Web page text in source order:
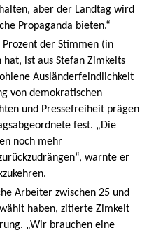
aber der Landtag wird
Propaganda bieten.“
Prozent der Stimmen (in
ist aus Stefan Zimkeits
Ausländerfeindlichkeit
von demokratischen
und Pressefreiheit prägen
fest. „Die
noch mehr
warnte er
Arbeiter zwischen 25 und
haben, zitierte Zimkeit
„Wir brauchen eine